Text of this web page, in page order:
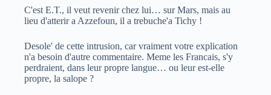
C'est E.T., il veut revenir chez lui… sur Mars, mais au
lieu d'atterir a Azzefoun, il a trebuche'a Tichy !
Desole' de cette intrusion, car vraiment votre explication
n'a besoin d'autre commentaire. Meme les Francais, s'y
perdraient, dans leur propre langue… ou leur est-elle
propre, la salope ?